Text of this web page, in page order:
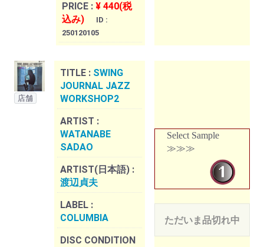
PRICE : ¥ 440(税
込み)
ID :
250120105
店舗
TITLE : SWING
JOURNAL JAZZ
WORKSHOP2
ARTIST :
WATANABE
SADAO
ARTIST(日本語) :
渡辺貞夫
LABEL :
COLUMBIA
DISC CONDITION
Select Sample
≫≫≫
ただいま品切れ中